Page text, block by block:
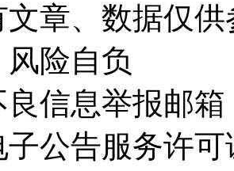
章、数据仅
风险自负
信息举报邮箱
告服务许可